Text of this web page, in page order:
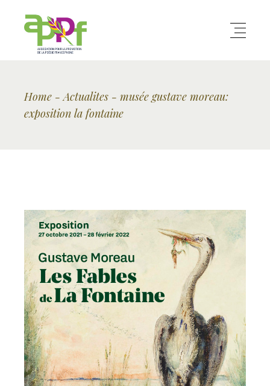
Home Actualites
musée gustave moreau:
exposition la fontaine